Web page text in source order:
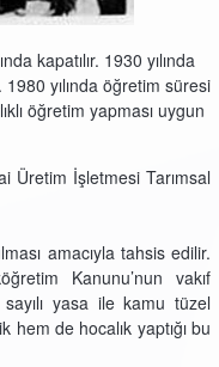
kapatılır. 1930 yılında
yılında öğretim süresi
öğretim yapması uygun
Üretim İşletmesi Tarımsal
amacıyla tahsis edilir.
Kanunu’nun vakıf
yasa ile kamu tüzel
de hocalık yaptığı bu